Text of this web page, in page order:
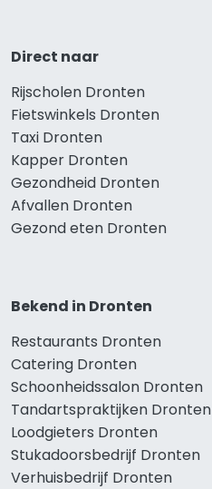
Direct naar
Rijscholen Dronten
Fietswinkels Dronten
Taxi Dronten
Kapper Dronten
Gezondheid Dronten
Afvallen Dronten
Gezond eten Dronten
Bekend in Dronten
Restaurants Dronten
Catering Dronten
Schoonheidssalon Dronten
Tandartspraktijken Dronten
Loodgieters Dronten
Stukadoorsbedrijf Dronten
Verhuisbedrijf Dronten